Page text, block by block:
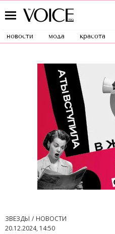
новости мода красота
ЗВЕЗДЫ
НОВОСТИ
20.12.2024, 14:50